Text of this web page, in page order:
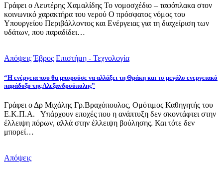
Γράφει ο Λευτέρης Χαμαλίδης Το νομοσχέδιο – ταφόπλακα στον
κοινωνικό χαρακτήρα του νερού Ο πρόσφατος νόμος του
Υπουργείου Περιβάλλοντος και Ενέργειας για τη διαχείριση των
υδάτων, που παραδίδει…
Απόψεις Έβρος Επιστήμη - Τεχνολογία
“Η ενέργεια που θα μπορούσε να αλλάξει τη Θράκη και το μεγάλο ενεργειακό
παράδοξο της Αλεξανδρούπολης”
Γράφει ο Δρ Μιχάλης Γρ.Βραχόπουλος, Ομότιμος Καθηγητής του
Ε.Κ.Π.Α. Υπάρχουν εποχές που η ανάπτυξη δεν σκοντάφτει στην
έλλειψη πόρων, αλλά στην έλλειψη βούλησης. Και τότε δεν
μπορεί…
Απόψεις